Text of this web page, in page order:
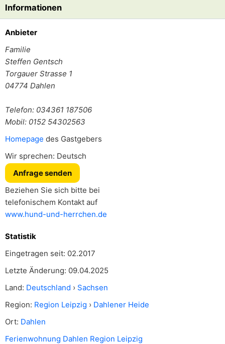
Informationen
Anbieter
Familie
Steffen Gentsch
Torgauer Strasse 1
04774 Dahlen
Telefon: 034361 187506
Mobil: 0152 54302563
Homepage des Gastgebers
Wir sprechen: Deutsch
Anfrage senden
Beziehen Sie sich bitte bei
telefonischem Kontakt auf
www.hund-und-herrchen.de
Statistik
Eingetragen seit: 02.2017
Letzte Änderung: 09.04.2025
Land: Deutschland › Sachsen
Region: Region Leipzig › Dahlener Heide
Ort: Dahlen
Ferienwohnung Dahlen Region Leipzig